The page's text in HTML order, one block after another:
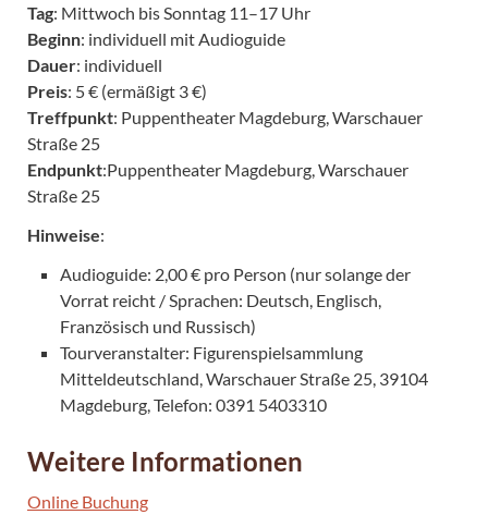
Tag: Mittwoch bis Sonntag 11–17 Uhr
Beginn: individuell mit Audioguide
Dauer: individuell
Preis: 5 € (ermäßigt 3 €)
Treffpunkt: Puppentheater Magdeburg, Warschauer
Straße 25
Endpunkt:Puppentheater Magdeburg, Warschauer
Straße 25
Hinweise:
Audioguide: 2,00 € pro Person (nur solange der
Vorrat reicht / Sprachen: Deutsch, Englisch,
Französisch und Russisch)
Tourveranstalter: Figurenspielsammlung
Mitteldeutschland, Warschauer Straße 25, 39104
Magdeburg, Telefon: 0391 5403310
Weitere Informationen
Online Buchung